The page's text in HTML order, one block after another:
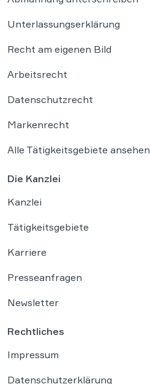
Unterlassungserklärung
Recht am eigenen Bild
Arbeitsrecht
Datenschutzrecht
Markenrecht
Alle Tätigkeitsgebiete ansehen
Die Kanzlei
Kanzlei
Tätigkeitsgebiete
Karriere
Presseanfragen
Newsletter
Rechtliches
Impressum
Datenschutzerklärung